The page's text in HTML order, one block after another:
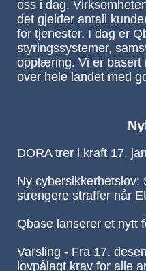
oss i dag.
det gjelder antall
for tjenester. I dag er
styringssystemer,
opplæring. Vi er basert
over hele landet med
DORA trer i kraft 17.
Ny cybersikkerhetslov:
strengere straffer når
Qbase lanserer et nytt
Varsling - Fra 17.
lovpålagt krav for alle